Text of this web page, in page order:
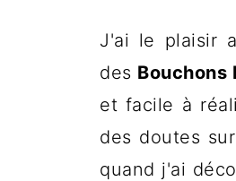
J'ai le plaisir
des Bouchons
et facile à
des doutes
quand j'ai